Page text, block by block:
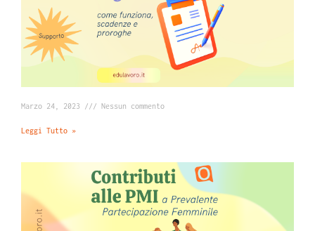
Marzo 24, 2023 Nessun commento
Leggi Tutto »